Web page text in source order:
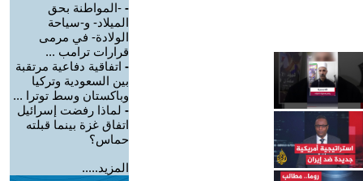
- -المواطنة بحق
الميلاد- و-سياحة
الولادة- في مرمى
قرارات ترامب ...
- اتفاقية دفاعية مرتقبة
بين السعودية وتركيا
وباكستان وسط توترا ...
- لماذا رفضت إسرائيل
اتفاق غزة بينما قبلته
حماس؟
المزيد.....